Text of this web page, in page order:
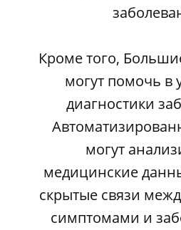
Кроме того,
могут помочь в
диагностики
могут
медицинские
скрытые связи
симптомами и